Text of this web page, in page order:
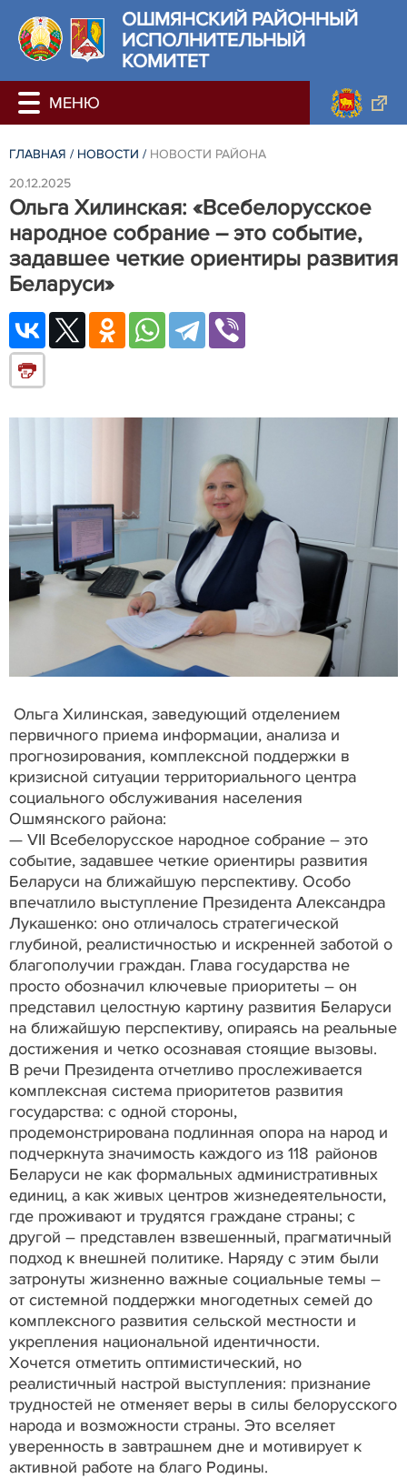
ОШМЯНСКИЙ РАЙОННЫЙ
ИСПОЛНИТЕЛЬНЫЙ
КОМИТЕТ
ГЛАВНАЯ / НОВОСТИ / НОВОСТИ РАЙОНА
20.12.2025
Ольга Хилинская: «Всебелорусское
народное собрание – это событие,
задавшее четкие ориентиры развития
Беларуси»
Ольга Хилинская, заведующий отделением
первичного приема информации, анализа и
прогнозирования, комплексной поддержки в
кризисной ситуации территориального центра
социального обслуживания населения
Ошмянского района:
— VII Всебелорусское народное собрание – это
событие, задавшее четкие ориентиры развития
Беларуси на ближайшую перспективу. Особо
впечатлило выступление Президента Александра
Лукашенко: оно отличалось стратегической
глубиной, реалистичностью и искренней заботой о
благополучии граждан. Глава государства не
просто обозначил ключевые приоритеты – он
представил целостную картину развития Беларуси
на ближайшую перспективу, опираясь на реальные
достижения и четко осознавая стоящие вызовы.
В речи Президента отчетливо прослеживается
комплексная система приоритетов развития
государства: с одной стороны,
продемонстрирована подлинная опора на народ и
подчеркнута значимость каждого из 118 районов
Беларуси не как формальных административных
единиц, а как живых центров жизнедеятельности,
где проживают и трудятся граждане страны; с
другой – представлен взвешенный, прагматичный
подход к внешней политике. Наряду с этим были
затронуты жизненно важные социальные темы –
от системной поддержки многодетных семей до
комплексного развития сельской местности и
укрепления национальной идентичности.
Хочется отметить оптимистический, но
реалистичный настрой выступления: признание
трудностей не отменяет веры в силы белорусского
народа и возможности страны. Это вселяет
уверенность в завтрашнем дне и мотивирует к
активной работе на благо Родины.